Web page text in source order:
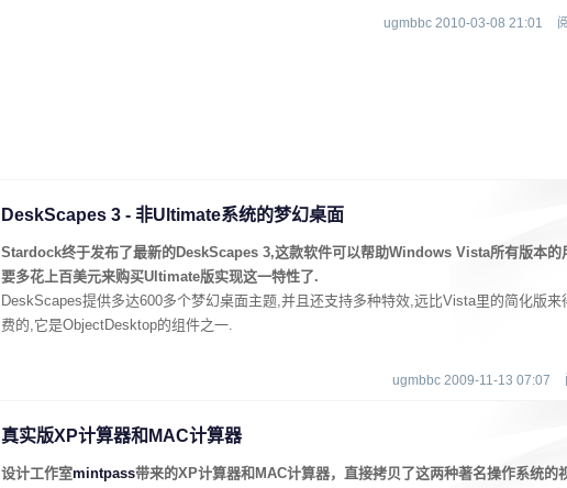
ugmbbc 2010-03-08 21:01
DeskScapes 3 - 非Ultimate系统的梦幻桌面
Stardock终于发布了最新的DeskScapes 3,这款软件可以帮助Windows Vista所有版本的
要多花上百美元来购买Ultimate版实现这一特性了.
DeskScapes提供多达600多个梦幻桌面主题,并且还支持多种特效,远比Vista里的简化版
费的,它是ObjectDesktop的组件之一.
ugmbbc 2009-11-13 07:07
真实版XP计算器和MAC计算器
设计工作室mintpass带来的XP计算器和MAC计算器，直接拷贝了这两种著名操作系统的